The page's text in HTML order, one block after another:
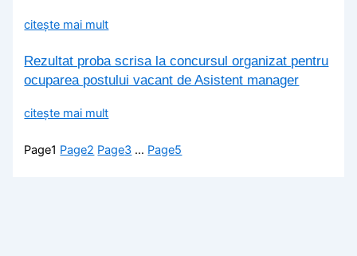
citește mai mult
Rezultat proba scrisa la concursul organizat pentru
ocuparea postului vacant de Asistent manager
citește mai mult
Page1 Page2 Page3 … Page5